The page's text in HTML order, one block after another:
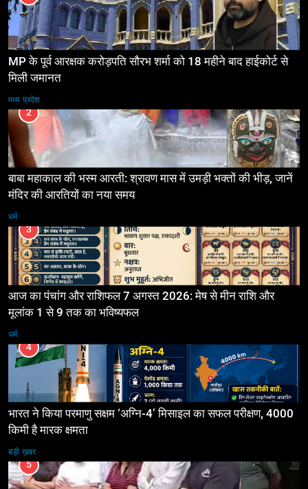
MP के पूर्व आरक्षक करोड़पति सौरभ शर्मा को 18 महीने बाद हाईकोर्ट से
मिली जमानत
मध्य प्रदेश
2
बाबा महाकाल की भस्म आरती: श्रावण मास में उमड़ी भक्तों की भीड़, जानें
मंदिर की आरतियों का नया समय
धर्म
3
आज का पंचांग और राशिफल 7 अगस्त 2026: मेष से मीन राशि और
मूलांक 1 से 9 तक का भविष्यफल
धर्म
4
भारत ने किया परमाणु सक्षम ‘अग्नि-4’ मिसाइल का सफल परीक्षण, 4000
किमी है मारक क्षमता
बड़ी ख़बर
5